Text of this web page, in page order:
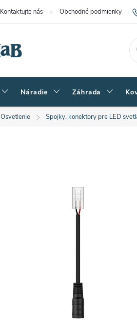
Kontaktujte nás Obchodné podmienky
Náradie Záhrada
Osvetlenie Spojky, konektory pre LED